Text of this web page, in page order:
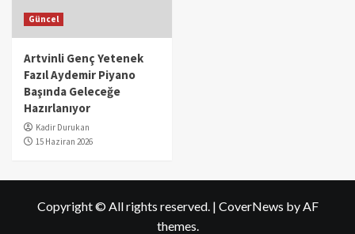
Güncel
Artvinli Genç Yetenek
Fazıl Aydemir Piyano
Başında Geleceğe
Hazırlanıyor
Kadir Durukan
15 Haziran 2026
Copyright © All rights reserved. | CoverNews by AF
themes.